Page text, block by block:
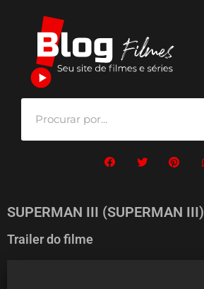
SUPERMAN III (SUPERMAN III)
Trailer do filme